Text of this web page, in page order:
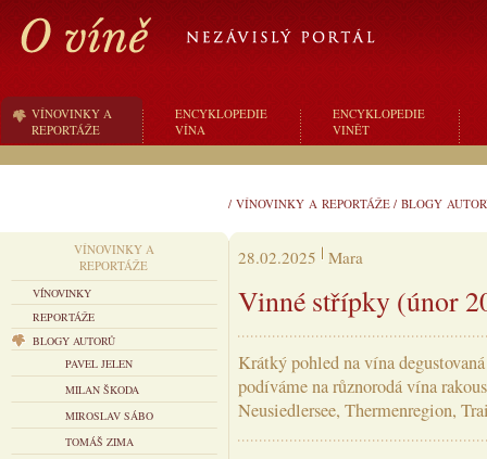
VÍNOVINKY A
REPORTÁŽE
ENCYKLOPEDIE
VÍNA
ENCYKLOPEDIE
VINĚT
/ VÍNOVINKY A REPORTÁŽE / BLOGY
VÍNOVINKY A
REPORTÁŽE
VÍNOVINKY
REPORTÁŽE
BLOGY AUTORŮ
PAVEL JELEN
MILAN ŠKODA
MIROSLAV SÁBO
TOMÁŠ ZIMA
28.02.2025 Mara
Vinné střípky (únor
Krátký pohled na vína
podíváme na různorodá vína
Neusiedlersee, Thermenregion,